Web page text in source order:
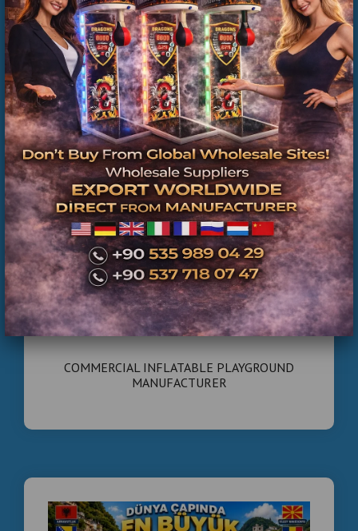
COMMERCIAL INFLATABLE PLAYGROUND
MANUFACTURER